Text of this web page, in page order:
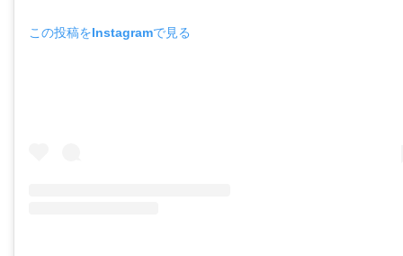
この投稿をInstagramで見る